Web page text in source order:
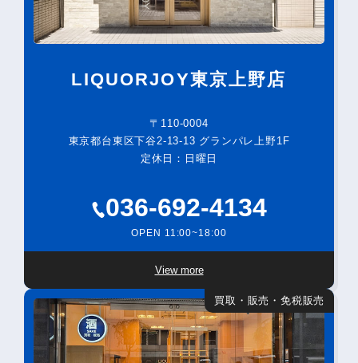
LIQUORJOY東京上野店
〒110-0004
東京都台東区下谷2-13-13 グランパレ上野1F
定休日：日曜日
036-692-4134
OPEN 11:00~18:00
View more
買取・販売・免税販売
電話する LINE査定 オンライン査定